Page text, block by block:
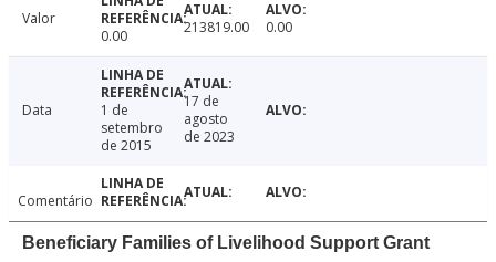
Valor
0.00
213819.00 0.00
Data
1 de
setembro
de 2015
17 de
agosto
de 2023
Comentário
Beneficiary Families of Livelihood Support Grant